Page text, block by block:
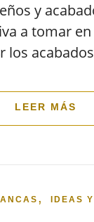
y
a tomar
los
, IDEAS